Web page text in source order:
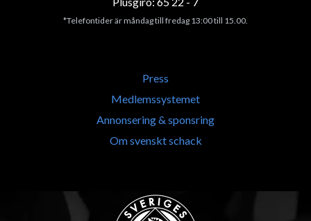
*Telefontider är måndag till fredag 13:00 till 15.00.
Press
Medlemssystemet
Annonsering & sponsring
Om svenskt schack